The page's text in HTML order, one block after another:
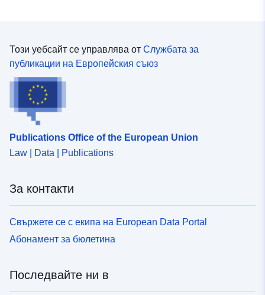
Този уебсайт се управлява от Службата за
публикации на Европейския съюз
Publications Office of the European Union
Law | Data | Publications
За контакти
Свържете се с екипа на European Data Portal
Абонамент за бюлетина
Последвайте ни в